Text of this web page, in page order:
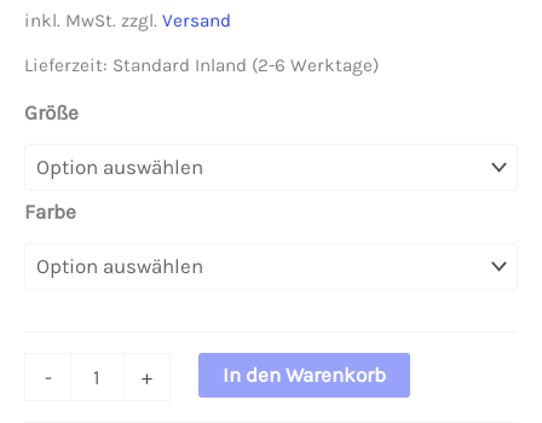
inkl. MwSt. zzgl. Versand
Lieferzeit: Standard Inland (2-6 Werktage)
Größe
Farbe
- + In den Warenkorb